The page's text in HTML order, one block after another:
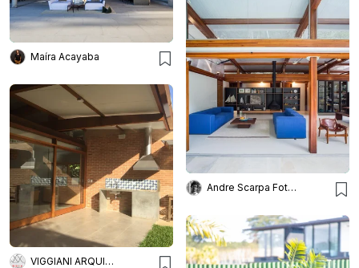
Maíra Acayaba
Andre Scarpa Fotografia
VIGGIANI ARQUITETURA